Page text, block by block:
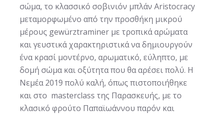
σώμα, το κλασσικό σοβινιόν μπλάν Aristocracy
μεταμορφωμένο από την προσθήκη μικρού
μέρους gewürztraminer με τροπικά αρώματα
και γευστικά χαρακτηριστικά να δημιουργούν
ένα κρασί μοντέρνο, αρωματικό, εύληπτο, με
δομή σώμα και οξύτητα που θα αρέσει πολύ. Η
Νεμέα 2019 πολύ καλή, όπως πιστοποιήθηκε
και στο masterclass της Παρασκευής, με το
κλασικό φρούτο Παπαϊωάννου παρόν και